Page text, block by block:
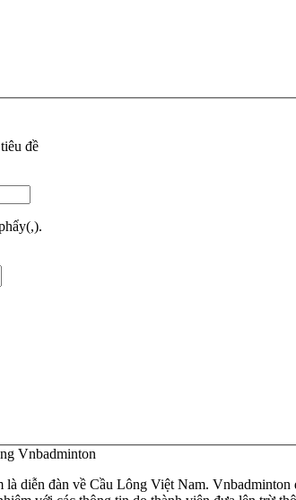
đề
Vnbadminton
là diễn đàn về Cầu Lông Việt Nam.